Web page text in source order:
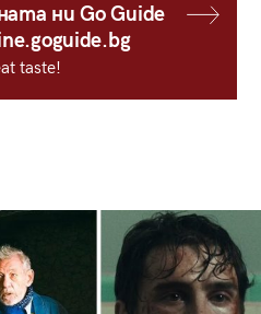
ни Go Guide
taste!